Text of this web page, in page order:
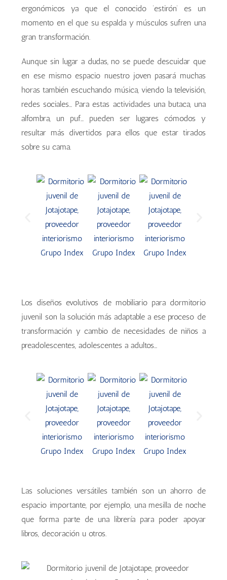
ergonómicos ya que el conocido ‘estirón’ es un
momento en el que su espalda y músculos sufren una
gran transformación.
Aunque sin lugar a dudas, no se puede descuidar que
en ese mismo espacio nuestro joven pasará muchas
horas también escuchando música, viendo la televisión,
redes sociales… Para estas actividades una butaca, una
alfombra, un puf… pueden ser lugares cómodos y
resultar más divertidos para ellos que estar tirados
sobre su cama.
Los diseños evolutivos de mobiliario para dormitorio
juvenil son la solución más adaptable a ese proceso de
transformación y cambio de necesidades de niños a
preadolescentes, adolescentes a adultos…
Las soluciones versátiles también son un ahorro de
espacio importante, por ejemplo, una mesilla de noche
que forma parte de una librería para poder apoyar
libros, decoración u otros.